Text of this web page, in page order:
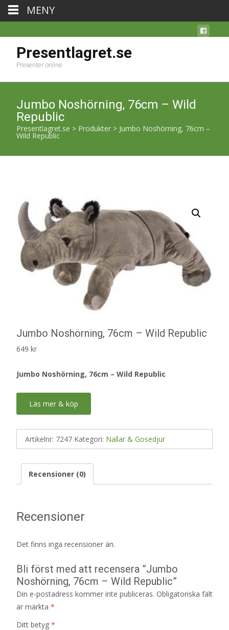
Presentlagret.se
Presenter online
Jumbo Noshörning, 76cm – Wild
Republic
Presentlagret.se > Produkter > Jumbo Noshörning, 76cm –
Wild Republic
Jumbo Noshörning, 76cm – Wild Republic
649 kr
Jumbo Noshörning, 76cm – Wild Republic
Läs mer & köp
Artikelnr: 7247 Kategori: Nallar & Gosedjur
Recensioner (0)
Recensioner
Det finns inga recensioner än.
Bli först med att recensera ”Jumbo
Noshörning, 76cm – Wild Republic”
Din e-postadress kommer inte publiceras. Obligatoriska fält
är märkta *
Ditt betyg *
MENY